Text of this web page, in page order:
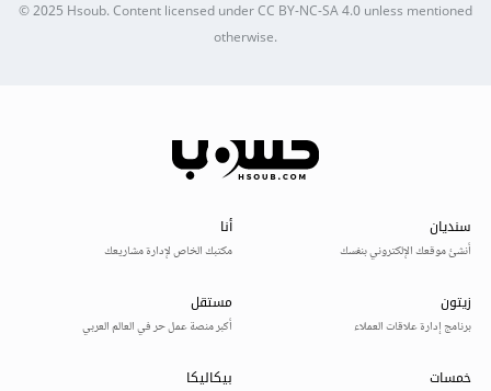
© 2025Hsoub.Content licensed underCC BY-NC-SA 4.0unless mentioned
otherwise.